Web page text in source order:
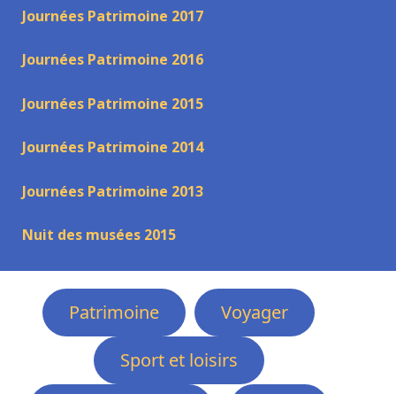
Journées Patrimoine 2017
Journées Patrimoine 2016
Journées Patrimoine 2015
Journées Patrimoine 2014
Journées Patrimoine 2013
Nuit des musées 2015
Patrimoine
Voyager
Sport et loisirs